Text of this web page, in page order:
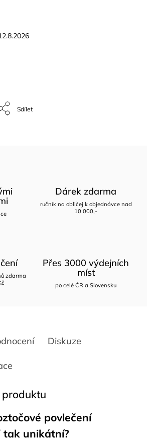
Sdílet
Dárek zdarma
ručník na obličej k objednávce nad
10 000,-
zdarma
Přes 3000 výdejních
míst
po celé ČR a Slovensku
Diskuze
é povlečení
tak unikátní?